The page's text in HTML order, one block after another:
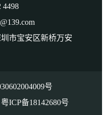
4498
市宝安区新桥万安
号
ICP备18142680号